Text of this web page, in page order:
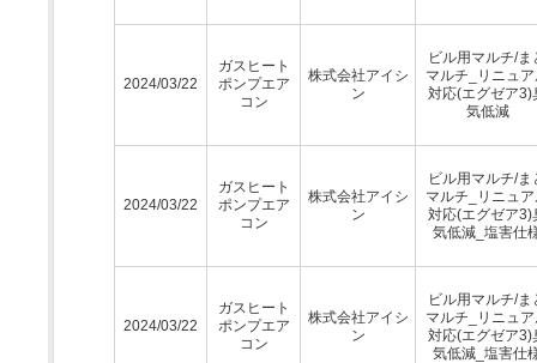
2024/03/22
ガスヒート
ポンプエア
コン
株式会社アイシ
ン
ビル用マルチ/ま
マルチ_リニュ
対応(エグゼア3)
気低減
2024/03/22
ガスヒート
ポンプエア
コン
株式会社アイシ
ン
ビル用マルチ/ま
マルチ_リニュ
対応(エグゼア3)
気低減_塩害仕
2024/03/22
ガスヒート
ポンプエア
コン
株式会社アイシ
ン
ビル用マルチ/ま
マルチ_リニュ
対応(エグゼア3)
気低減_塩害仕